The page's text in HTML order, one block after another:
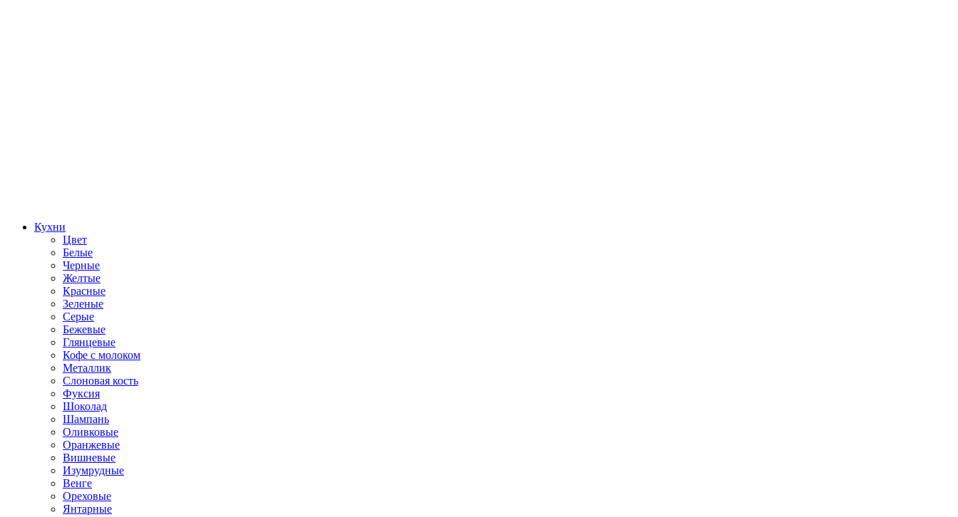
Кухни
Цвет
Белые
Черные
Желтые
Красные
Зеленые
Серые
Бежевые
Глянцевые
Кофе с молоком
Металлик
Слоновая кость
Фуксия
Шоколад
Шампань
Оливковые
Оранжевые
Вишневые
Изумрудные
Венге
Ореховые
Янтарные